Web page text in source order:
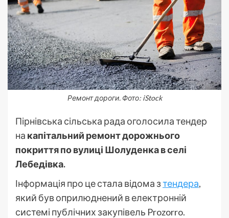
Ремонт дороги. Фото: iStock
Пірнівська сільська рада оголосила тендер
на капітальний ремонт дорожнього
покриття по вулиці Шолуденка в селі
Лебедівка.
Інформація про це стала відома зтендера,
який був оприлюднений в електронній
системі публічних закупівель Prozorro.